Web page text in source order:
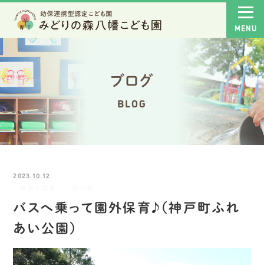
ブログ
BLOG
2023.10.12
バスへ乗って園外保育♪（神戸町ふれ
あい公園）